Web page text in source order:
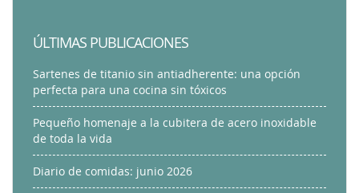
ÚLTIMAS PUBLICACIONES
Sartenes de titanio sin antiadherente: una opción
perfecta para una cocina sin tóxicos
Pequeño homenaje a la cubitera de acero inoxidable
de toda la vida
Diario de comidas: junio 2026